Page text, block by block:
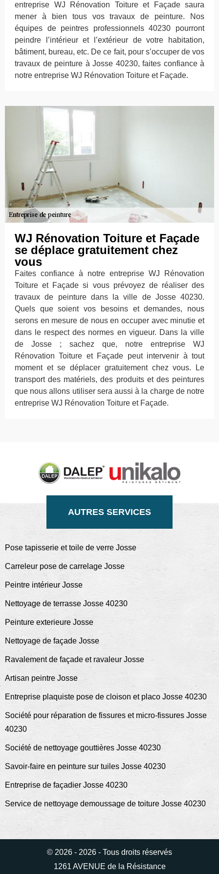
entreprise WJ Rénovation Toiture et Façade saura
mener à bien tous vos travaux de peinture. Nos
équipes de peintres professionnels 40230 pourront
peindre l’intérieur et l’extérieur de votre habitation,
bâtiment, bureau, etc. De ce fait, pour s’occuper de vos
travaux de peinture à Josse 40230, faites confiance à
notre entreprise WJ Rénovation Toiture et Façade.
WJ Rénovation Toiture et Façade
se déplace gratuitement chez
vous
Faites confiance à notre entreprise WJ Rénovation
Toiture et Façade si vous prévoyez de réaliser des
travaux de peinture dans la ville de Josse 40230.
Quels que soient vos besoins et demandes, nous
serons en mesure de nous en occuper avec minutie et
dans le respect des normes en vigueur. Dans la ville
de Josse ; sachez que, notre entreprise WJ
Rénovation Toiture et Façade peut intervenir à tout
moment et se déplacer gratuitement chez vous. Le
transport des matériels, des produits et des peintures
que nous allons utiliser sera aussi à la charge de notre
entreprise WJ Rénovation Toiture et Façade.
AUTRES SERVICES
Pose tapisserie et toile de verre Josse
Carreleur pose de carrelage Josse
Peintre intérieur Josse
Nettoyage de terrasse Josse 40230
Peinture exterieure Josse
Nettoyage de façade Josse
Ravalement de façade et ravaleur Josse
Artisan peintre Josse
Entreprise plaquiste pose de cloison et placo Josse 40230
Société pour réparation de fissures et micro-fissures Josse
40230
Société de nettoyage gouttières Josse 40230
Savoir-faire en peinture sur tuiles Josse 40230
Entreprise de façadier Josse 40230
Service de nettoyage demoussage de toiture Josse 40230
© 2026 - 2026 - Tous droits réservés
1261 AVENUE de la Résistance